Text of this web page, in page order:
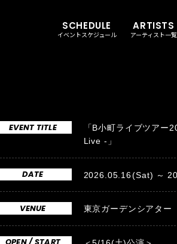
SCHEDULE
イベントスケジュール
ARTISTS
アーティスト一覧
EVENT TITLE
「B⼩町ライブツア
Live -」
DATE 2026.05.16(Sat)
VENUE 東京ガーデンシアター